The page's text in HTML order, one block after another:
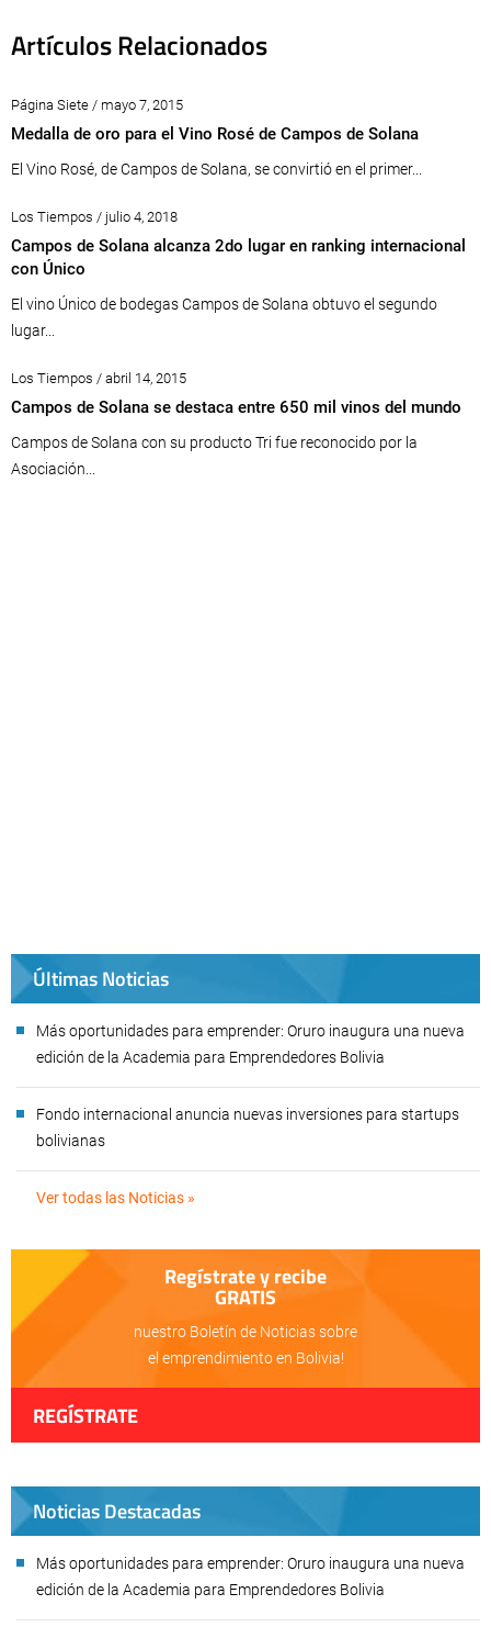
Artículos Relacionados
Página Siete / mayo 7, 2015
Medalla de oro para el Vino Rosé de Campos de Solana
El Vino Rosé, de Campos de Solana, se convirtió en el primer...
Los Tiempos / julio 4, 2018
Campos de Solana alcanza 2do lugar en ranking internacional
con Único
El vino Único de bodegas Campos de Solana obtuvo el segundo
lugar...
Los Tiempos / abril 14, 2015
Campos de Solana se destaca entre 650 mil vinos del mundo
Campos de Solana con su producto Tri fue reconocido por la
Asociación...
Últimas Noticias
Más oportunidades para emprender: Oruro inaugura una nueva
edición de la Academia para Emprendedores Bolivia
Fondo internacional anuncia nuevas inversiones para startups
bolivianas
Ver todas las Noticias »
Regístrate y recibe
GRATIS
nuestro Boletín de Noticias sobre
el emprendimiento en Bolivia!
REGÍSTRATE
Noticias Destacadas
Más oportunidades para emprender: Oruro inaugura una nueva
edición de la Academia para Emprendedores Bolivia